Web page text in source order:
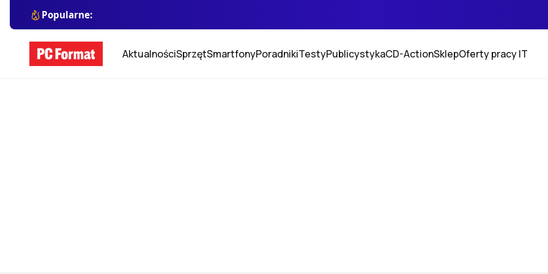
Popularne:
AktualnościSprzętSmartfonyPoradnikiTestyPublicystykaCD-ActionSklepOferty pracy IT